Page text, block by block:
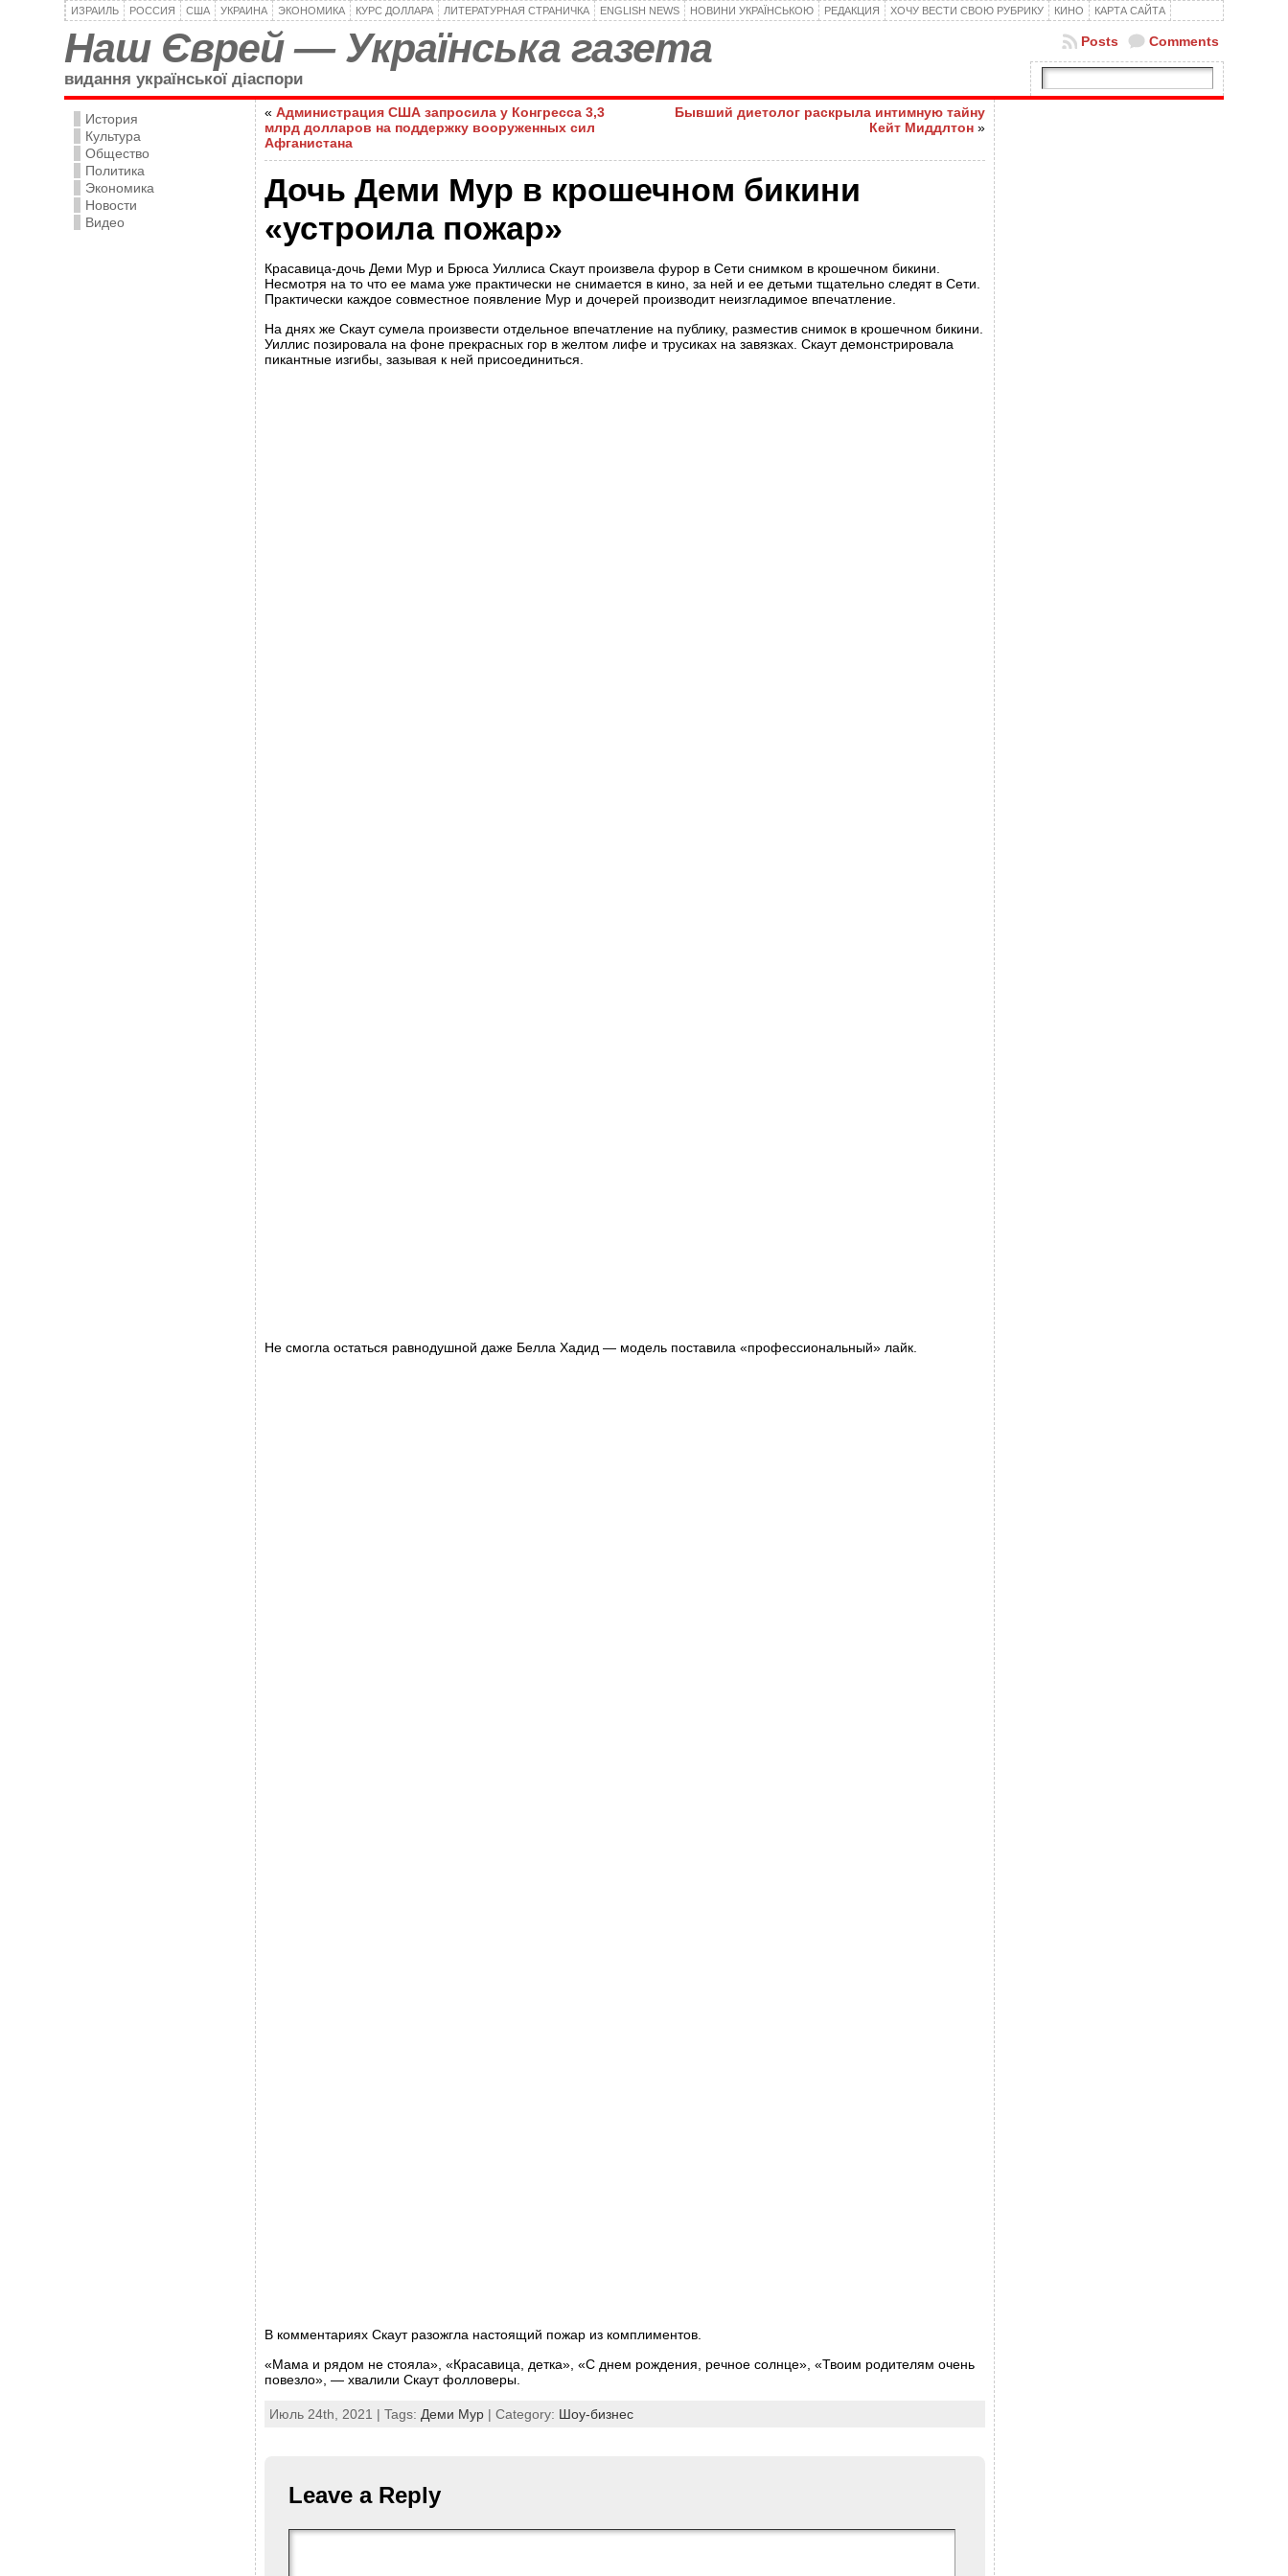
ИЗРАИЛЬ РОССИЯ США УКРАИНА ЭКОНОМИКА КУРС ДОЛЛАРА ЛИТЕРАТУРНАЯ СТРАНИЧКА ENGLISH NEWS НОВИНИ УКРАЇНСЬКОЮ РЕДАКЦИЯ ХОЧУ ВЕСТИ СВОЮ РУБРИКУ КИНО КАРТА САЙТА
Наш Єврей — Українська газета
видання української діаспори
Comments
Posts
История
Культура
Общество
Политика
Экономика
Новости
Видео
« Администрация США запросила у Конгресса 3,3
млрд долларов на поддержку вооруженных сил
Афганистана
Бывший диетолог раскрыла интимную тайну
Кейт Миддлтон »
Дочь Деми Мур в крошечном бикини
«устроила пожар»
Красавица-дочь Деми Мур и Брюса Уиллиса Скаут произвела фурор в Сети снимком в крошечном бикини.
Несмотря на то что ее мама уже практически не снимается в кино, за ней и ее детьми тщательно следят в Сети.
Практически каждое совместное появление Мур и дочерей производит неизгладимое впечатление.
На днях же Скаут сумела произвести отдельное впечатление на публику, разместив снимок в крошечном бикини.
Уиллис позировала на фоне прекрасных гор в желтом лифе и трусиках на завязках. Скаут демонстрировала
пикантные изгибы, зазывая к ней присоединиться.
Не смогла остаться равнодушной даже Белла Хадид — модель поставила «профессиональный» лайк.
В комментариях Скаут разожгла настоящий пожар из комплиментов.
«Мама и рядом не стояла», «Красавица, детка», «С днем рождения, речное солнце», «Твоим родителям очень
повезло», — хвалили Скаут фолловеры.
Июль 24th, 2021 | Tags: Деми Мур | Category: Шоу-бизнес
Leave a Reply